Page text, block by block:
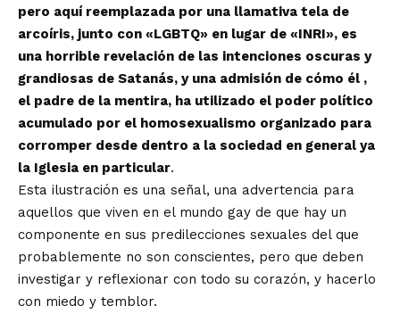
pero aquí reemplazada por una llamativa tela de
arcoíris, junto con «LGBTQ» en lugar de «INRI», es
una horrible revelación de las intenciones oscuras y
grandiosas de Satanás, y una admisión de cómo él ,
el padre de la mentira, ha utilizado el poder político
acumulado por el homosexualismo organizado para
corromper desde dentro a la sociedad en general ya
la Iglesia en particular.
Esta ilustración es una señal, una advertencia para
aquellos que viven en el mundo gay de que hay un
componente en sus predilecciones sexuales del que
probablemente no son conscientes, pero que deben
investigar y reflexionar con todo su corazón, y hacerlo
con miedo y temblor.